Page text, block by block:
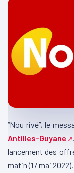
“Nou rivé”, le
Antilles-Guyane
lancement des
matin (17 mai